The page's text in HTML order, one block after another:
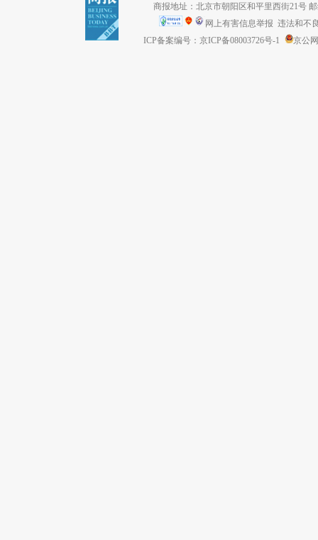
商报地址：北京市朝阳区和平里西街21号
网上有害信息举报 违法和不
ICP备案编号：京ICP备08003726号-1
京公